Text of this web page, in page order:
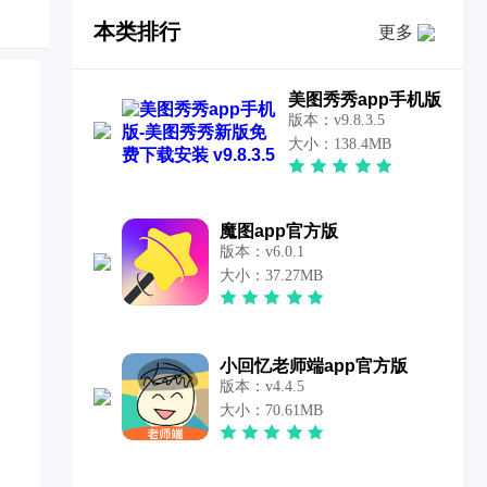
本类排行 更多
美图秀秀app手机版
版本：v9.8.3.5
大小：138.4MB
魔图app官方版
版本：v6.0.1
大小：37.27MB
小回忆老师端app官方版
版本：v4.4.5
大小：70.61MB